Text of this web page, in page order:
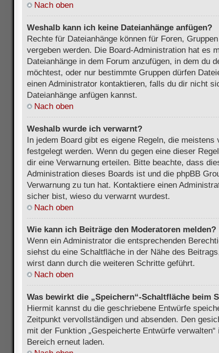
Nach oben
Weshalb kann ich keine Dateianhänge anfügen?
Rechte für Dateianhänge können für Foren,
vergeben werden. Die Board-Administration hat es
Dateianhänge in dem Forum anzufügen, in dem du
möchtest, oder nur bestimmte Gruppen dürfen
einen Administrator kontaktieren, falls du dir nicht
Dateianhänge anfügen kannst.
Nach oben
Weshalb wurde ich verwarnt?
In jedem Board gibt es eigene Regeln, die meistens
festgelegt werden. Wenn du gegen eine dieser
dir eine Verwarnung erteilen. Bitte beachte, dass
Administration dieses Boards ist und die phpBB
Verwarnung zu tun hat. Kontaktiere einen
sicher bist, wieso du verwarnt wurdest.
Nach oben
Wie kann ich Beiträge den Moderatoren melden?
Wenn ein Administrator die entsprechenden
siehst du eine Schaltfläche in der Nähe des
wirst dann durch die weiteren Schritte geführt.
Nach oben
Was bewirkt die „Speichern“-Schaltfläche beim
Hiermit kannst du die geschriebene Entwürfe
Zeitpunkt vervollständigen und absenden. Den
mit der Funktion „Gespeicherte Entwürfe
Bereich erneut laden.